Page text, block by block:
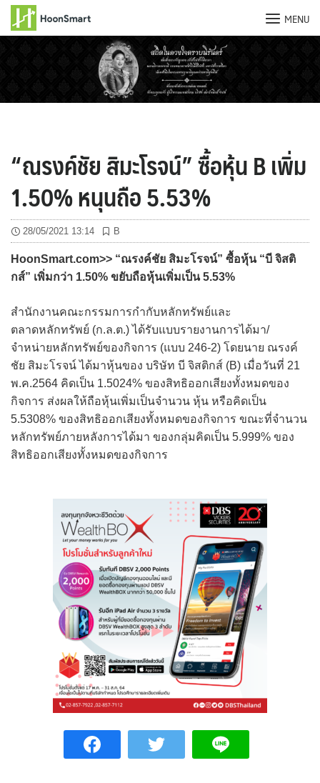
MENU
“ณรงค์ชัย สิมะโรจน์” ซื้อหุ้น B เพิ่ม
1.50% หนุนถือ 5.53%
28/05/2021 13:14 B
HoonSmart.com>> “ณรงค์ชัย สิมะโรจน์” ซื้อหุ้น “บี จิสติ
กส์” เพิ่มกว่า 1.50% ขยับถือหุ้นเพิ่มเป็น 5.53%
สำนักงานคณะกรรมการกำกับหลักทรัพย์และ
ตลาดหลักทรัพย์ (ก.ล.ต.) ได้รับแบบรายงานการได้มา/
จำหน่ายหลักทรัพย์ของกิจการ (แบบ 246-2) โดยนาย ณรงค์
ชัย สิมะโรจน์ ได้มาหุ้นของ บริษัท บี จิสติกส์ (B) เมื่อวันที่ 21
พ.ค.2564 คิดเป็น 1.5024% ของสิทธิออกเสียงทั้งหมดของ
กิจการ ส่งผลให้ถือหุ้นเพิ่มเป็นจำนวน หุ้น หรือคิดเป็น
5.5308% ของสิทธิออกเสียงทั้งหมดของกิจการ ขณะที่จำนวน
หลักทรัพย์ภายหลังการได้มา ของกลุ่มคิดเป็น 5.999% ของ
สิทธิออกเสียงทั้งหมดของกิจการ